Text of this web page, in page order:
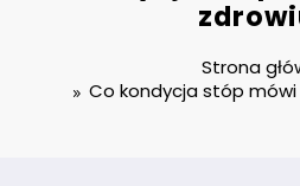
Strona
Co kondycja stóp